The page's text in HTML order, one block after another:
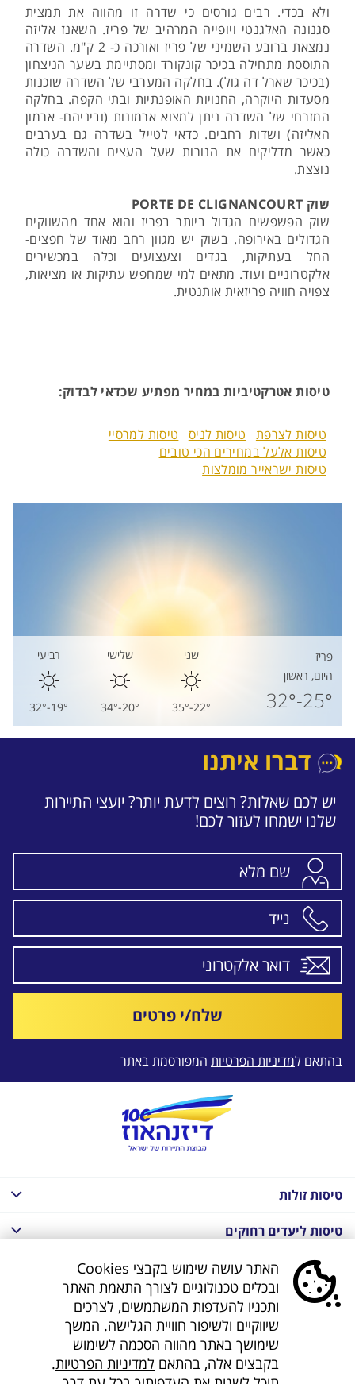
ולא בכדי. רבים גורסים כי שדרה זו מהווה את תמצית
סגנונה האלגנטי ויופייה המרהיב של פריז. השאנז אליזה
נמצאת ברובע השמיני של פריז ואורכה כ- 2 ק"מ. השדרה
התוססת מתחילה בכיכר קונקורד ומסתיימת בשער הניצחון
(בכיכר שארל דה גול). בחלקה המערבי של השדרה שוכנות
מסעדות היוקרה, החנויות האופנתיות ובתי הקפה. בחלקה
המזרחי של השדרה ניתן למצוא ארמונות (וביניהם- ארמון
האליזה) ושדות רחבים. כדאי לטייל בשדרה גם בערבים
כאשר מדליקים את הנורות שעל העצים והשדרה כולה
נוצצת.
שוק PORTE DE CLIGNANCOURT
שוק הפשפשים הגדול ביותר בפריז והוא אחד מהשווקים
הגדולים באירופה. בשוק יש מגוון רחב מאוד של חפצים-
החל בעתיקות, בגדים וצעצועים וכלה במכשירים
אלקטרוניים ועוד. מתאים למי שמחפש עתיקות או מציאות,
צפויה חוויה פריזאית אותנטית.
טיסות אטרקטיביות במחיר מפתיע שכדאי לבדוק:
טיסות לצרפת טיסות לניס
טיסות למרסיי
טיסות אלעל במחירים הכי טובים
טיסות ישראייר מומלצות
פריז
היום, ראשון
25°-32°
שני
22°-35°
שלישי
20°-34°
רביעי
19°-32°
דברו איתנו
יש לכם שאלות? רוצים לדעת יותר? יועצי התיירות
שלנו ישמחו לעזור לכם!
שלח/י פרטים
בהתאם למדיניות הפרטיות המפורסמת באתר
טיסות זולות
טיסות ליעדים רחוקים
חבילות נופש בחו"ל
חבילות נופש בחו"ל
חבילות טוס וסע
דילים לחו"ל
האתר עושה שימוש בקבצי Cookies
ובכלים טכנולוגיים לצורך התאמת האתר
ותכניו להעדפות המשתמשים, לצרכים
שיווקיים ולשיפור חוויית הגלישה. המשך
שימושך באתר מהווה הסכמה לשימוש
בקבצים אלה, בהתאם למדיניות הפרטיות.